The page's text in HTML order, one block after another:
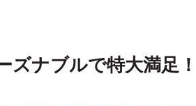
ズナブルで特大満足！